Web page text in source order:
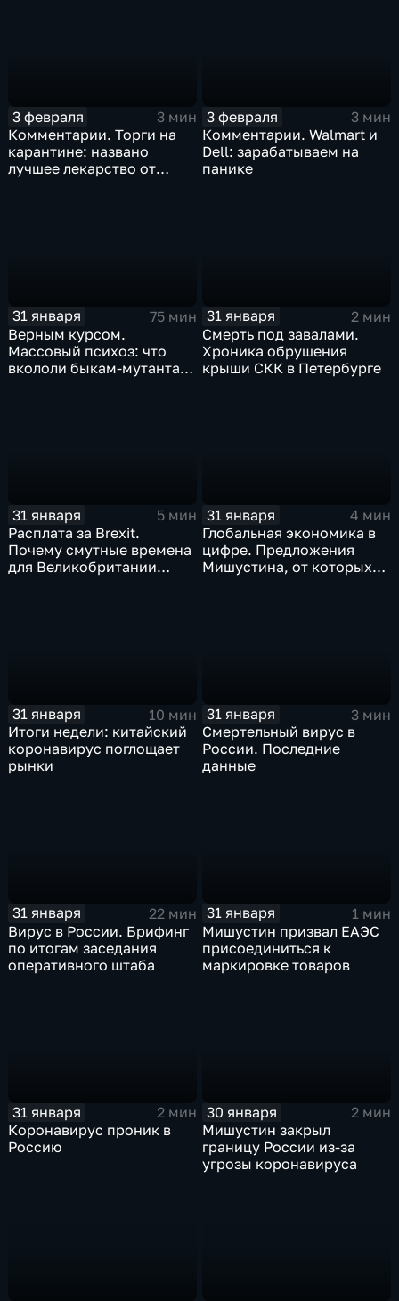
3 февраля
3 мин
Комментарии. Торги на
карантине: названо
лучшее лекарство от
3 февраля
3 мин
Комментарии. Walmart и
Dell: зарабатываем на
панике
31 января
75 мин
Верным курсом.
Массовый психоз: что
вкололи быкам-мутантам,
31 января
2 мин
Смерть под завалами.
Хроника обрушения
крыши СКК в Петербурге
31 января
5 мин
Расплата за Brexit.
Почему смутные времена
для Великобритании
31 января
4 мин
Глобальная экономика в
цифре. Предложения
Мишустина, от которых
31 января
10 мин
Итоги недели: китайский
коронавирус поглощает
рынки
31 января
3 мин
Смертельный вирус в
России. Последние
данные
31 января
22 мин
Вирус в России. Брифинг
по итогам заседания
оперативного штаба
31 января
1 мин
Мишустин призвал ЕАЭС
присоединиться к
маркировке товаров
31 января
2 мин
Коронавирус проник в
Россию
30 января
2 мин
Мишустин закрыл
границу России из-за
угрозы коронавируса